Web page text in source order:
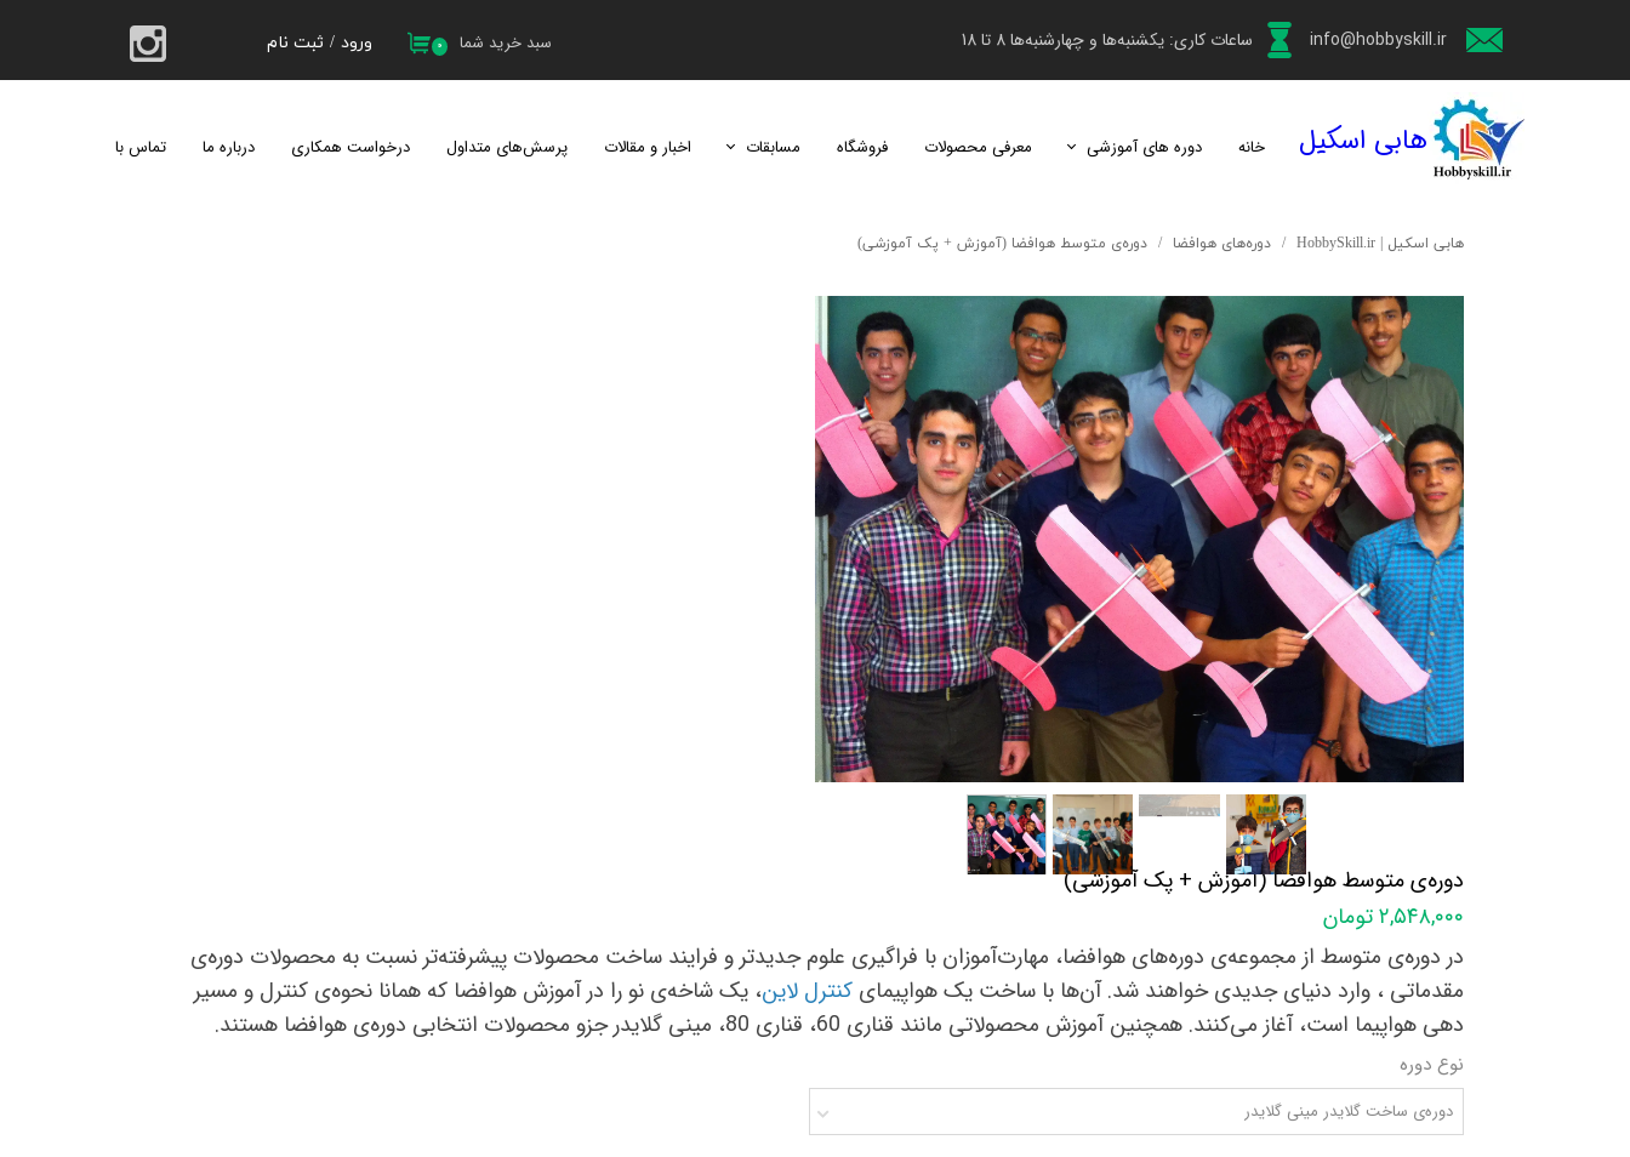
info@hobbyskill.ir ساعات کاری: یکشنبه‌ها و چهارشنبه‌ها 8 تا 18 ۰ سبد خرید شما ورود / ثبت نام
حساب کاربری من
هابی اسکیل خانه دوره های آموزشی معرفی محصولات فروشگاه مسابقات اخبار و مقالات پرسش‌های متداول درخواست همکاری درباره ما تماس با ما
هابی اسکیل | HobbySkill.ir دوره‌‌های هوافضا دوره‌ی متوسط هوافضا (آموزش + پک آموزشی)
دوره‌ی متوسط هوافضا (آموزش + پک آموزشی)
۲,۵۴۸,۰۰۰ تومان
در دوره‌ی متوسط از مجموعه‌ی دوره‌های هوافضا، مهارت‌آموزان با فراگیری علوم جدیدتر و فرایند ساخت محصولات پیشرفته‌تر نسبت به محصولات دوره‌‌‌ی
مقدماتی ، وارد دنیای جدیدی خواهند شد. آن‌ها با ساخت یک هواپیمای کنترل لاین، یک شاخه‌ی نو را در آموزش هوافضا که همانا نحوه‌ی کنترل و مسیر
دهی هواپیما است، آغاز می‌کنند. همچنین آموزش محصولاتی مانند قناری 60، قناری 80، مینی گلایدر جزو محصولات انتخابی دوره‌ی هوافضا هستند.
نوع دوره
دوره‌ی ساخت گلایدر مینی گلایدر